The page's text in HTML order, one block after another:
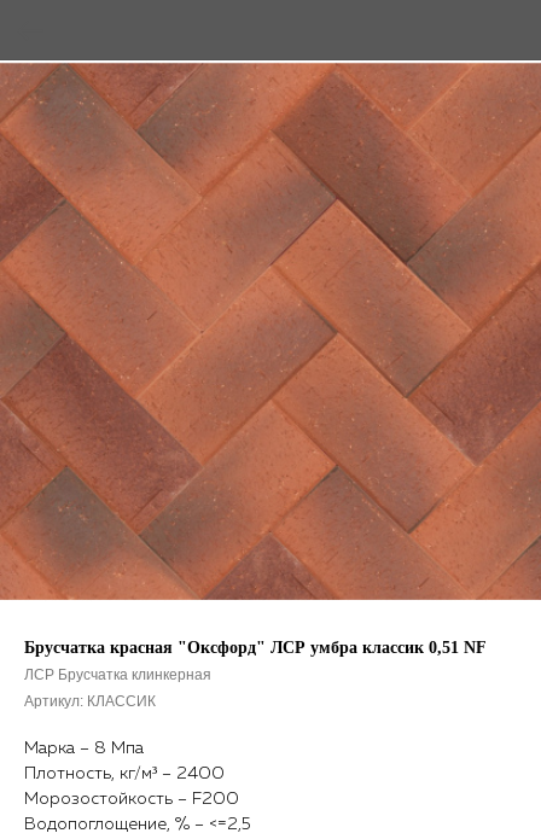
Брусчатка красная "Оксфорд" ЛСР умбра классик 0,51 NF
ЛСР Брусчатка клинкерная
Артикул: КЛАССИК
Марка – 8 Мпа
Плотность, кг/м³ – 2400
Морозостойкость – F200
Водопоглощение, % – <=2,5